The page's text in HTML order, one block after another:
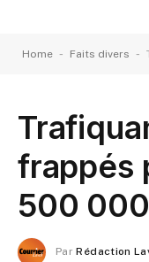
Home - Faits divers -
frappés
500
Par Rédaction